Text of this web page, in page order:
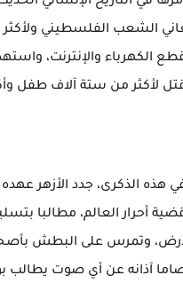
الكهرباء والإنترنت،
لأكثر من ستة آلاف طفل
هذه الذكرى، جدد الأزهر
أحرار العالم، مطالبا
وتمرس على البطش
آذانه عن أي صوت يطالب